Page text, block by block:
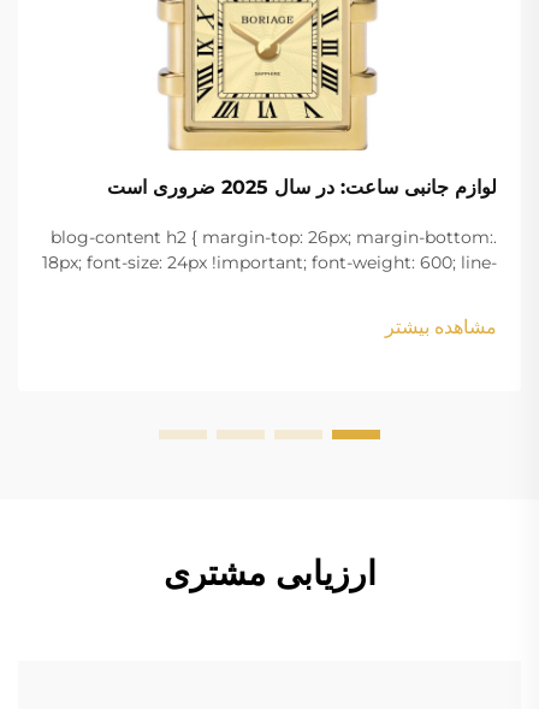
لوازم جانبی ساعت: در سال 2025 ضروری است
.blog-content h2 { margin-top: 26px; margin-bottom:
18px; font-size: 24px !important; font-weight: 600; line-
margin-bottom: 18px; font-size: 20px !important; font-
w...
مشاهده بیشتر
ارزیابی مشتری